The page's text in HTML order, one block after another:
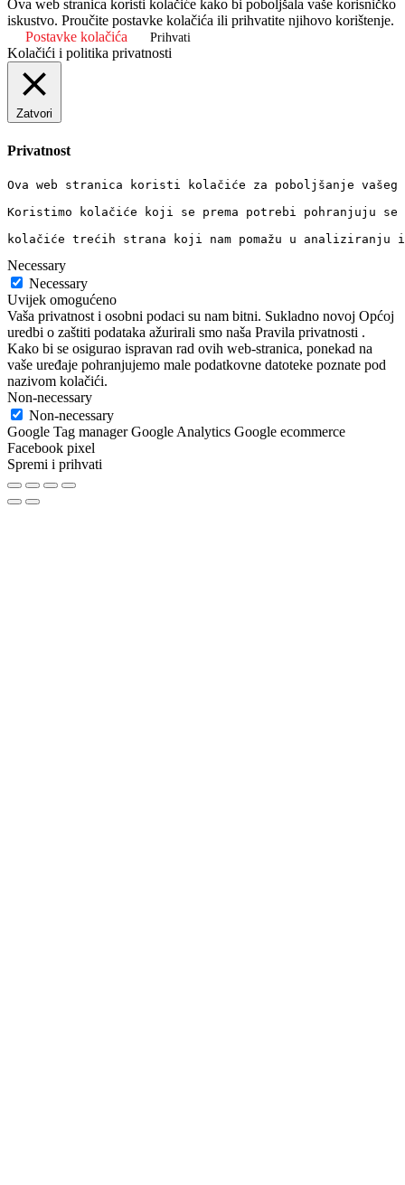
Ova web stranica koristi kolačiće kako bi poboljšala vaše korisničko
iskustvo. Proučite postavke kolačića ili prihvatite njihovo korištenje.
Postavke kolačića
Prihvati
Kolačići i politika privatnosti
Zatvori
Privatnost
Ova web stranica koristi kolačiće za poboljšanje
Koristimo kolačiće koji se prema potrebi pohranjuju
kolačiće trećih strana koji nam pomažu u
Necessary
Necessary
Uvijek omogućeno
Vaša privatnost i osobni podaci su nam bitni. Sukladno novoj Općoj
uredbi o zaštiti podataka ažurirali smo naša Pravila privatnosti .
Kako bi se osigurao ispravan rad ovih web-stranica, ponekad na
vaše uređaje pohranjujemo male podatkovne datoteke poznate pod
nazivom kolačići.
Non-necessary
Non-necessary
Google Tag manager Google Analytics Google ecommerce
Facebook pixel
Spremi i prihvati